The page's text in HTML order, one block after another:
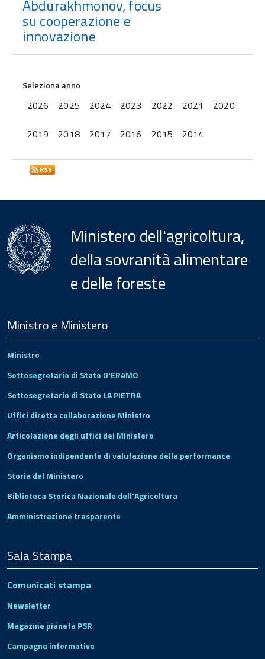
Abdurakhmonov, focus
su cooperazione e
innovazione
Seleziona anno
2026 2025 2024 2023 2022 2021
2020
2019
2018 2017 2016 2015 2014
Ministero dell'agricoltura,
della sovranità alimentare
e delle foreste
Footer
Ministro e Ministero
Ministro
Sottosegretario di Stato D'ERAMO
Sottosegretario di Stato LA PIETRA
Uffici diretta collaborazione Ministro
Articolazione degli uffici del Ministero
Organismo indipendente di valutazione della performance
Storia del Ministero
Biblioteca Storica Nazionale dell'Agricoltura
Amministrazione trasparente
Sala Stampa
Comunicati stampa
Newsletter
Magazine pianeta PSR
Campagne informative